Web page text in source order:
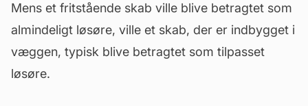
Mens et fritstående skab ville blive betragtet som
almindeligt løsøre, ville et skab, der er indbygget i
væggen, typisk blive betragtet som tilpasset
løsøre.